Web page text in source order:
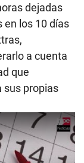
dejadas
en los 10 días
a cuenta
que
sus propias